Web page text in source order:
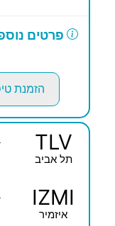
פרטים
הזמנת
TLV
תל אביב
IZMI
איזמיר